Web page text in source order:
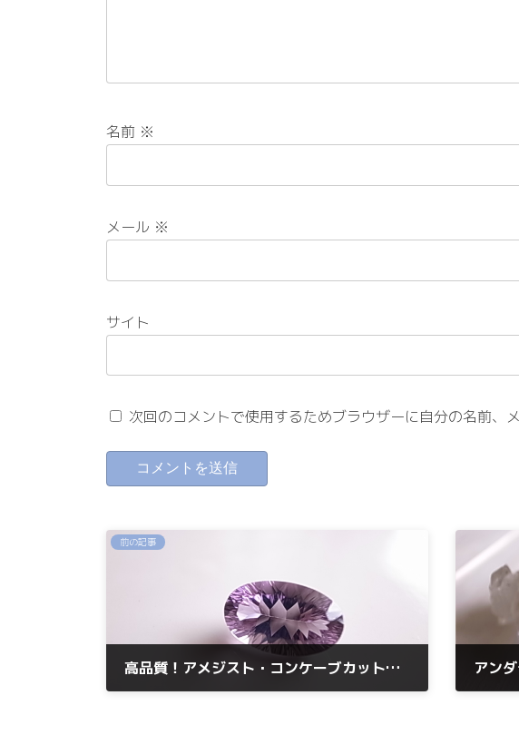
名前 ※
メール ※
サイト
次回のコメントで使用するためブラウザーに自分の名前、
前の記事
高品質！アメジスト・コンケーブカットが入荷しました。